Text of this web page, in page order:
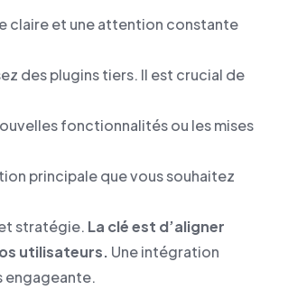
claire et une attention constante
des plugins tiers. Il est crucial de
fonctionnalités ou les mises
principale que vous souhaitez
stratégie. La clé est d’aligner
utilisateurs. Une intégration
engageante.